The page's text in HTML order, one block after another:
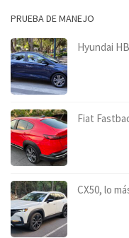
PRUEBA DE MANEJO
Hyundai
Fiat
CX50, lo